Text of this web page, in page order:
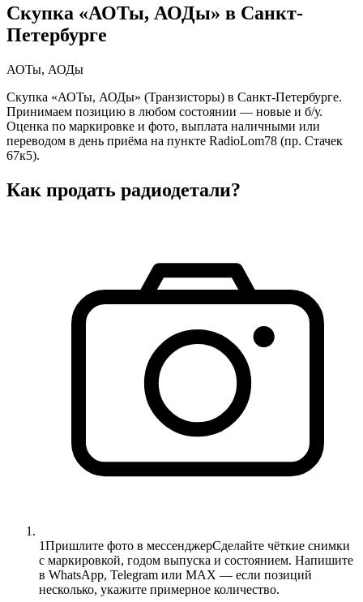
Скупка «АОТы, АОДы» в Санкт-
Петербурге
АОТы, АОДы
Скупка «АОТы, АОДы» (Транзисторы) в Санкт-Петербурге.
Принимаем позицию в любом состоянии — новые и б/у.
Оценка по маркировке и фото, выплата наличными или
переводом в день приёма на пункте RadioLom78 (пр. Стачек
67к5).
Как продать радиодетали?
1Пришлите фото в мессенджерСделайте чёткие снимки
с маркировкой, годом выпуска и состоянием. Напишите
в WhatsApp, Telegram или MAX — если позиций
несколько, укажите примерное количество.